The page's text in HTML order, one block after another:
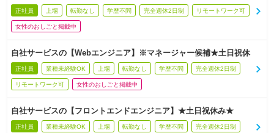
正社員 上場 転勤なし 学歴不問 完全週休2日制 リモートワーク可
女性のおしごと掲載中
自社サービスの【Webエンジニア】※マネージャー候補★土日祝休
正社員 業種未経験OK 上場 転勤なし 学歴不問 完全週休2日制
リモートワーク可 女性のおしごと掲載中
自社サービスの【フロントエンドエンジニア】★土日祝休み★
正社員 業種未経験OK 上場 転勤なし 学歴不問 完全週休2日制